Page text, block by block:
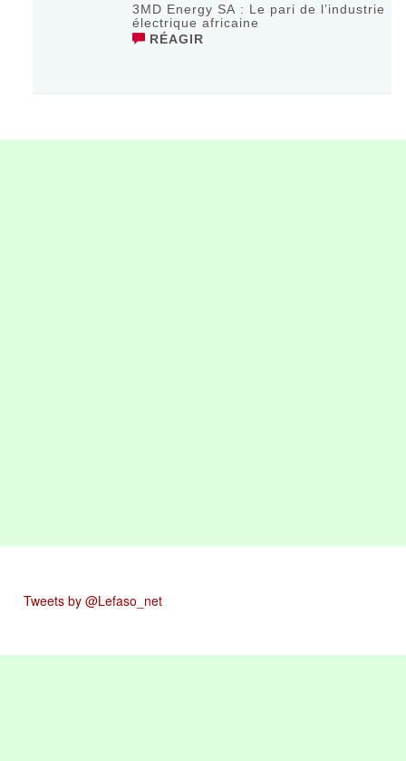
3MD Energy SA : Le pari de l’industrie
électrique africaine
RÉAGIR
Tweets by @Lefaso_net